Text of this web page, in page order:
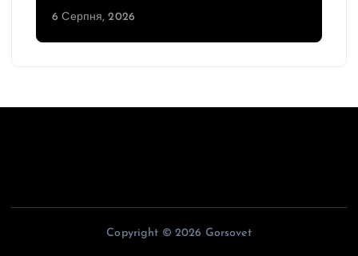
6 Серпня, 2026
Copyright © 2026 Gorsovet